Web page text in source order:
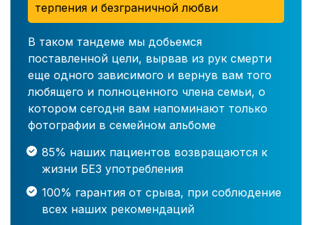
терпения и безграничной любви
В таком тандеме мы добьемся
поставленной цели, вырвав из рук смерти
еще одного зависимого и вернув вам того
любящего и полноценного члена семьи, о
котором сегодня вам напоминают только
фотографии в семейном альбоме
85% наших пациентов возвращаются к
жизни БЕЗ употребления
100% гарантия от срыва, при соблюдение
всех наших рекомендаций